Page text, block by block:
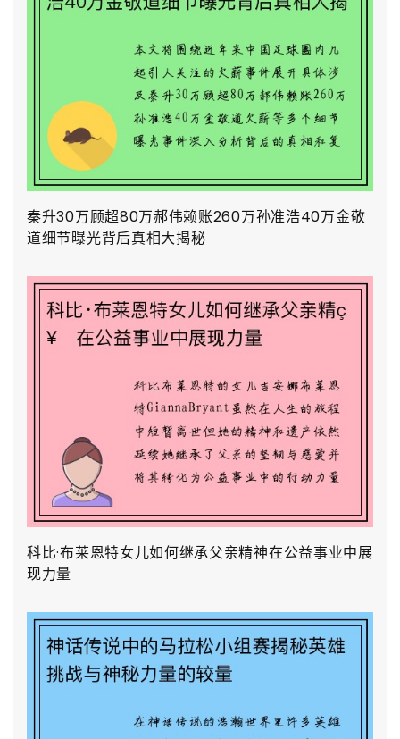
秦升30万顾超80万郝伟赖账260万孙准浩40万金敬
道细节曝光背后真相大揭秘
科比·布莱恩特女儿如何继承父亲精神在公益事业中展
现力量